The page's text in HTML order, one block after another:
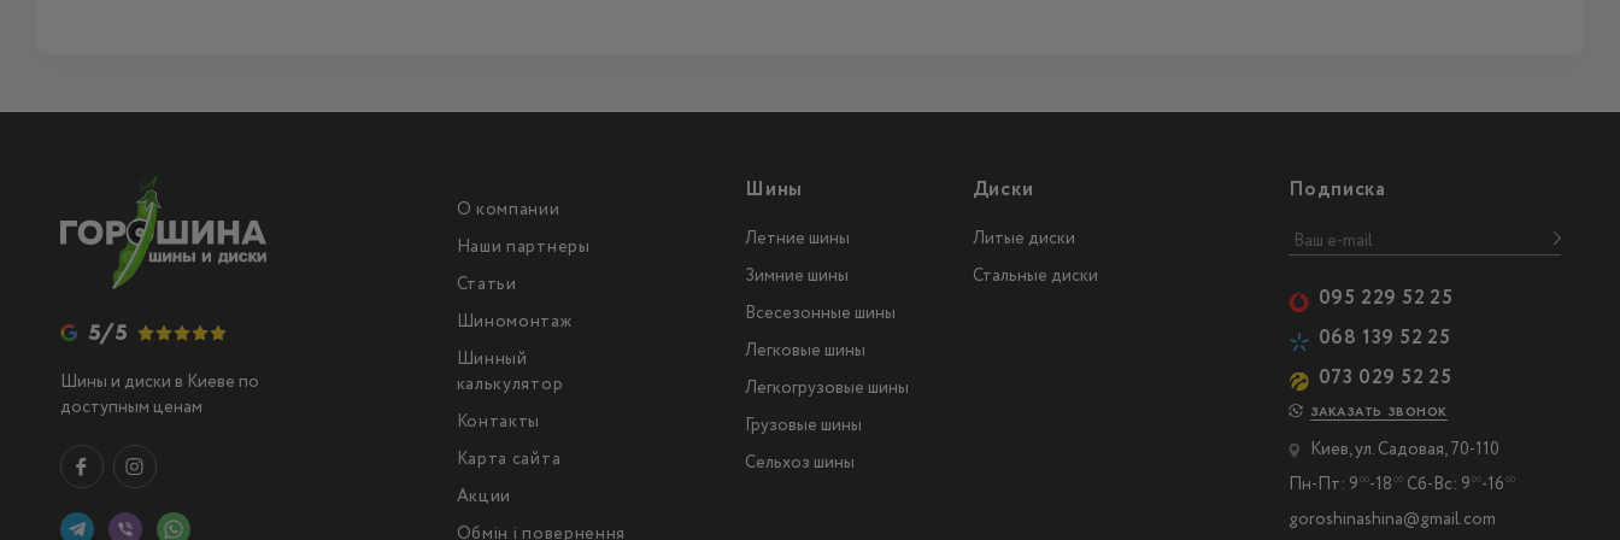
5/5
Шины и диски в Киеве по
доступным ценам
О компании
Наши партнеры
Статьи
Шиномонтаж
Шинный
калькулятор
Контакты
Карта сайта
Акции
Обмін і повернення
Шины
Летние шины
Зимние шины
Всесезонные шины
Легковые шины
Легкогрузовые шины
Грузовые шины
Сельхоз шины
Диски
Литые диски
Стальные диски
Подписка
095 229 52 25
068 139 52 25
073 029 52 25
ЗАКАЗАТЬ ЗВОНОК
Киев, ул. Садовая, 70-110
Пн-Пт: 9 00-18 00Сб-Вс: 9 00-16 00
goroshinashina@gmail.com